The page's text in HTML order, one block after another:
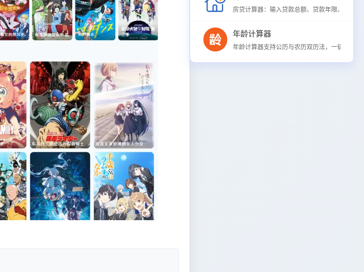
房贷计算器：输入贷款总额、贷款年限、年利
年龄计算器
年龄计算器支持公历与农历双历法，一键计算